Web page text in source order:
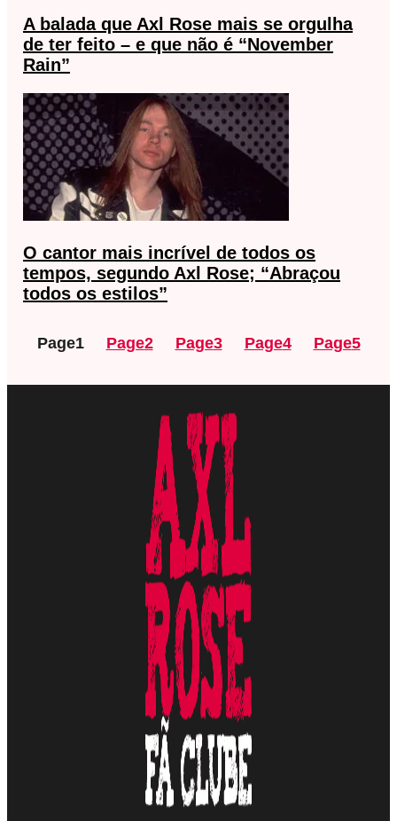
A balada que Axl Rose mais se orgulha
de ter feito – e que não é “November
Rain”
O cantor mais incrível de todos os
tempos, segundo Axl Rose; “Abraçou
todos os estilos”
Page1 Page2 Page3 Page4 Page5